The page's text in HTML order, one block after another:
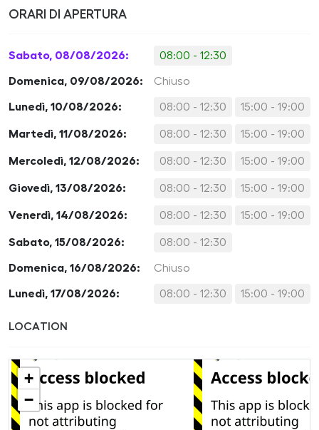
ORARI DI APERTURA
Sabato, 08/08/2026: 08:00 - 12:30
Domenica, 09/08/2026: Chiuso
Lunedì, 10/08/2026: 08:00 - 12:30 15:00 - 19:00
Martedì, 11/08/2026: 08:00 - 12:30 15:00 - 19:00
Mercoledì, 12/08/2026: 08:00 - 12:30 15:00 - 19:00
Giovedì, 13/08/2026: 08:00 - 12:30 15:00 - 19:00
Venerdì, 14/08/2026: 08:00 - 12:30 15:00 - 19:00
Sabato, 15/08/2026: 08:00 - 12:30
Domenica, 16/08/2026: Chiuso
Lunedì, 17/08/2026: 08:00 - 12:30 15:00 - 19:00
LOCATION
+
−